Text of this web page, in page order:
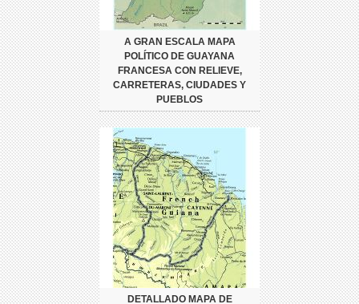
A GRAN ESCALA MAPA
POLÍTICO DE GUAYANA
FRANCESA CON RELIEVE,
CARRETERAS, CIUDADES Y
PUEBLOS
DETALLADO MAPA DE